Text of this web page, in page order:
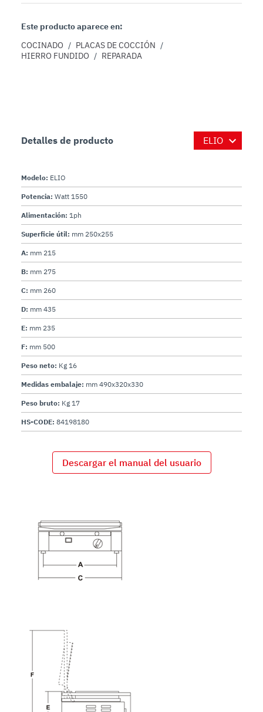
Este producto aparece en:
COCINADO / PLACAS DE COCCIÓN /
HIERRO FUNDIDO / REPARADA
Detalles de producto
Modelo: ELIO
Potencia: Watt 1550
Alimentación: 1ph
Superficie útil: mm 250x255
A: mm 215
B: mm 275
C: mm 260
D: mm 435
E: mm 235
F: mm 500
Peso neto: Kg 16
Medidas embalaje: mm 490x320x330
Peso bruto: Kg 17
HS-CODE: 84198180
Descargar el manual del usuario